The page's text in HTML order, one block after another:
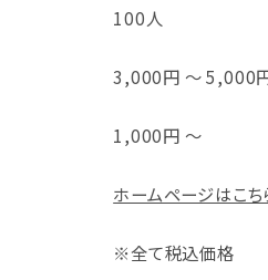
100人
3,000円 ～ 5,000
1,000円 ～
ホームページはこち
※全て税込価格